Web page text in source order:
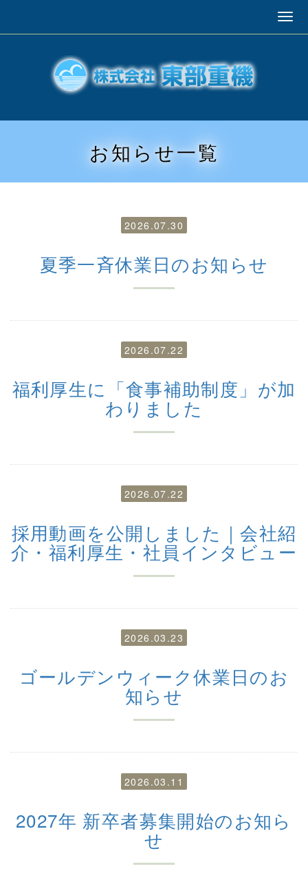
お知らせ一覧
2026.07.30
夏季一斉休業日のお知らせ
2026.07.22
福利厚生に「食事補助制度」が加
わりました
2026.07.22
採用動画を公開しました｜会社紹
介・福利厚生・社員インタビュー
2026.03.23
ゴールデンウィーク休業日のお
知らせ
2026.03.11
2027年 新卒者募集開始のお知ら
せ